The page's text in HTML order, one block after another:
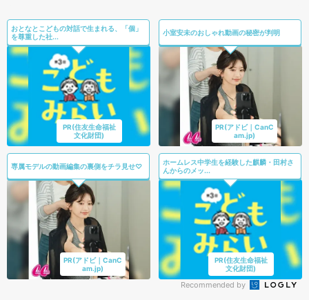
おとなとこどもの対話で生まれる、「個」
を尊重した社...
PR(住友生命福祉
文化財団)
小室安未のおしゃれ動画の秘密が判明
PR(アドビ｜CanC
am.jp)
専属モデルの動画編集の裏側をチラ見せ♡
PR(アドビ｜CanC
am.jp)
ホームレス中学生を経験した麒麟・田村さ
んからのメッ...
PR(住友生命福祉
文化財団)
Recommended by